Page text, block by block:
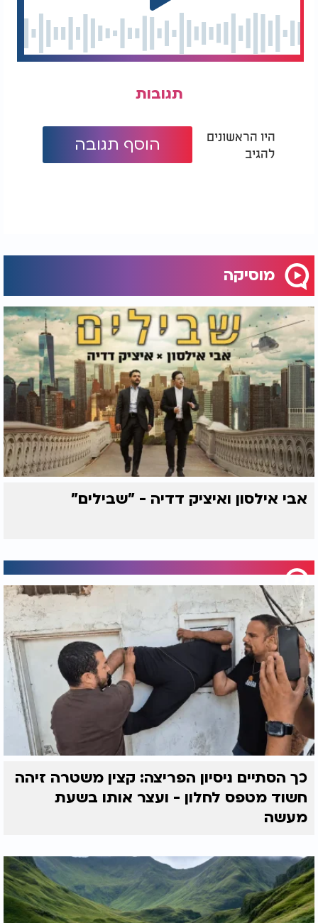
תגובות
היו הראשונים
להגיב
הוסף תגובה
מוסיקה
אבי אילסון ואיציק דדיה - "שבילים"
כך הסתיים ניסיון הפריצה: קצין משטרה זיהה
חשוד מטפס לחלון - ועצר אותו בשעת
מעשה